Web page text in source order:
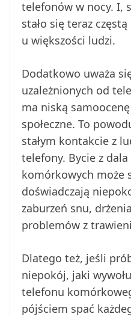
telefonów w nocy. I,
stało się teraz
u większości ludzi.
Dodatkowo uważa
uzależnionych od
ma niską
społeczne. To
stałym kontakcie z
telefony. Bycie z
komórkowych może
doświadczają
zaburzeń snu,
problemów z
Dlatego też, jeśli
niepokój, jaki
telefonu
pójściem spać